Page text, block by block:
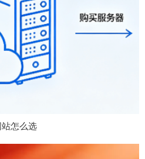
怎么选